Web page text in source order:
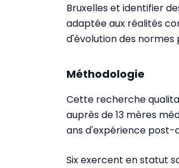
Bruxelles et identifier
adaptée aux réalités
d'évolution des normes
Méthodologie
Cette recherche
auprès de 13 mères
ans d'expérience post-
Six exercent en statut